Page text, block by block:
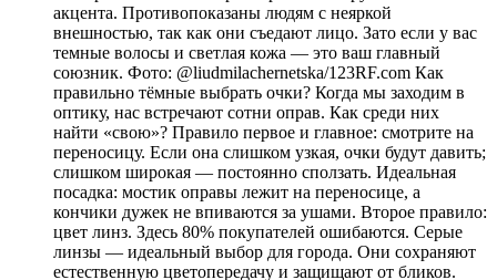
акцента. Противопоказаны людям с неяркой
внешностью, так как они съедают лицо. Зато если у вас
темные волосы и светлая кожа — это ваш главный
союзник. Фото: @liudmilachernetska/123RF.com Как
правильно тёмные выбрать очки? Когда мы заходим в
оптику, нас встречают сотни оправ. Как среди них
найти «свою»? Правило первое и главное: смотрите на
переносицу. Если она слишком узкая, очки будут давить;
слишком широкая — постоянно сползать. Идеальная
посадка: мостик оправы лежит на переносице, а
кончики дужек не впиваются за ушами. Второе правило:
цвет линз. Здесь 80% покупателей ошибаются. Серые
линзы — идеальный выбор для города. Они сохраняют
естественную цветопередачу и защищают от бликов.